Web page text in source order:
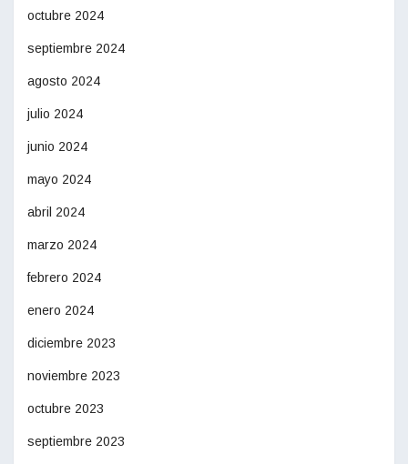
octubre 2024
septiembre 2024
agosto 2024
julio 2024
junio 2024
mayo 2024
abril 2024
marzo 2024
febrero 2024
enero 2024
diciembre 2023
noviembre 2023
octubre 2023
septiembre 2023